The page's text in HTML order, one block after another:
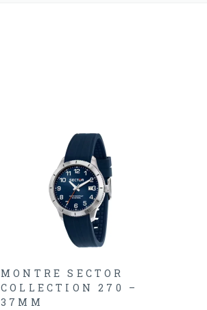
MONTRE SECTOR
COLLECTION 270 –
37MM